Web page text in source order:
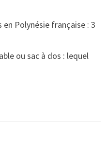
en Polynésie française : 3
ou sac à dos : lequel